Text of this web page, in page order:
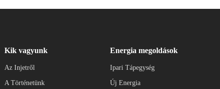
Kik vagyunk
Az Injetről
A Történetünk
Energia megoldások
Ipari Tápegység
Új Energia